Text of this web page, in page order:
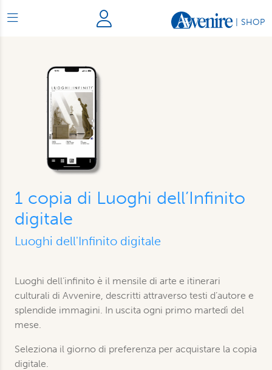
SHOP
1 copia di Luoghi dell’Infinito
digitale
Luoghi dell'Infinito digitale
Luoghi dell’infinito è il mensile di arte e itinerari
culturali di Avvenire, descritti attraverso testi d’autore e
splendide immagini. In uscita ogni primo martedì del
mese.
Seleziona il giorno di preferenza per acquistare la copia
digitale.